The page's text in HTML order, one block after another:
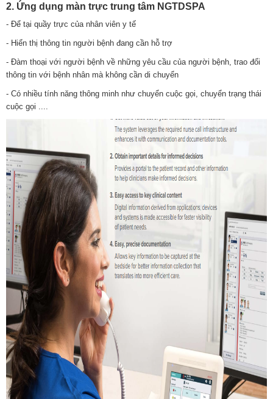
2. Ứng dụng màn trực trung tâm NGTDSPA
- Để tại quầy trực của nhân viên y tế
- Hiển thị thông tin người bệnh đang cần hỗ trợ
- Đàm thoại với người bệnh về những yêu cầu của người bệnh, trao đổi
thông tin với bệnh nhân mà không cần di chuyển
- Có nhiều tính năng thông minh như chuyển cuộc gọi, chuyển trạng thái
cuộc gọi ....